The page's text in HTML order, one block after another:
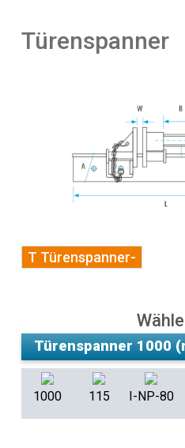
Türenspanner
T Türenspanner-
1000 115 I-NP-80